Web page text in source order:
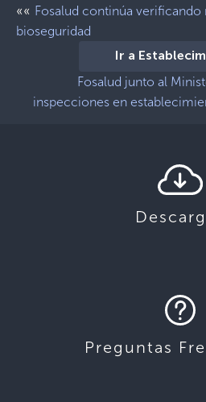
«« Fosalud continúa verificando
bioseguridad
Ir a
Fosalud junto al
inspecciones en
Preguntas